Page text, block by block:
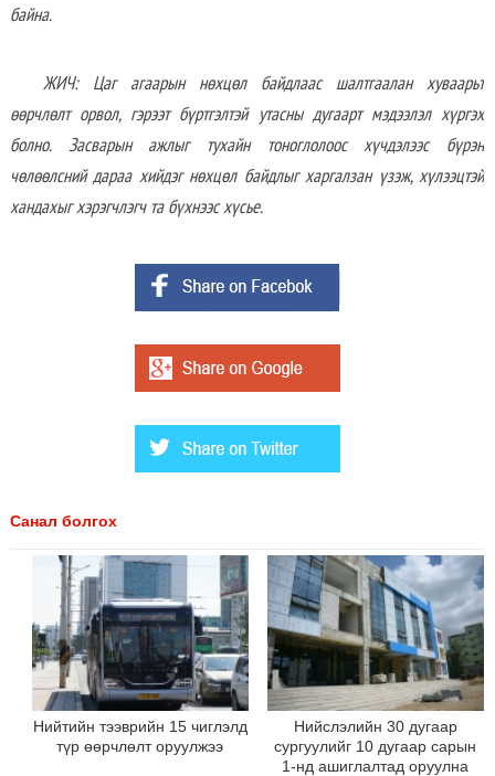
байна.
ЖИЧ: Цаг агаарын нөхцөл байдлаас шалтгаалан хуваарьт
өөрчлөлт орвол, гэрээт бүртгэлтэй утасны дугаарт мэдээлэл хүргэх
болно. Засварын ажлыг тухайн тоноглолоос хүчдэлээс бүрэн
чөлөөлсний дараа хийдэг нөхцөл байдлыг харгалзан үзэж, хүлээцтэй
хандахыг хэрэгчлэгч та бүхнээс хүсье.
Санал болгох
Нийтийн тээврийн 15 чиглэлд
түр өөрчлөлт оруулжээ
Нийслэлийн 30 дугаар
сургуулийг 10 дугаар сарын
1-нд ашиглалтад оруулна